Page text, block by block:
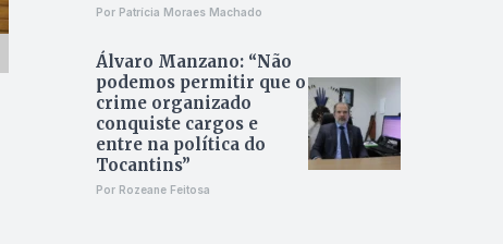
Por Patrícia Moraes Machado
Álvaro Manzano: “Não
podemos permitir que o
crime organizado
conquiste cargos e
entre na política do
Tocantins”
Por Rozeane Feitosa